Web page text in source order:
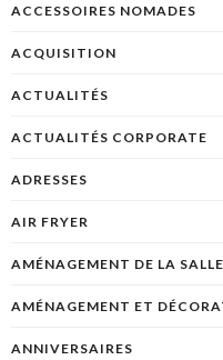
ACCESSOIRES NOMADES
ACQUISITION
ACTUALITÉS
ACTUALITÉS CORPORATE
ADRESSES
AIR FRYER
AMÉNAGEMENT DE LA
AMÉNAGEMENT ET
ANNIVERSAIRES